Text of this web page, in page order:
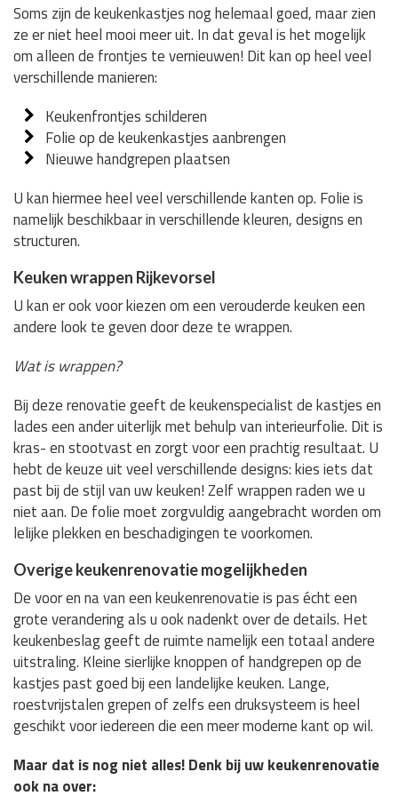
Soms zijn de keukenkastjes nog helemaal goed, maar zien
ze er niet heel mooi meer uit. In dat geval is het mogelijk
om alleen de frontjes te vernieuwen! Dit kan op heel veel
verschillende manieren:
Keukenfrontjes schilderen
Folie op de keukenkastjes aanbrengen
Nieuwe handgrepen plaatsen
U kan hiermee heel veel verschillende kanten op. Folie is
namelijk beschikbaar in verschillende kleuren, designs en
structuren.
Keuken wrappen Rijkevorsel
U kan er ook voor kiezen om een verouderde keuken een
andere look te geven door deze te wrappen.
Wat is wrappen?
Bij deze renovatie geeft de keukenspecialist de kastjes en
lades een ander uiterlijk met behulp van interieurfolie. Dit is
kras- en stootvast en zorgt voor een prachtig resultaat. U
hebt de keuze uit veel verschillende designs: kies iets dat
past bij de stijl van uw keuken! Zelf wrappen raden we u
niet aan. De folie moet zorgvuldig aangebracht worden om
lelijke plekken en beschadigingen te voorkomen.
Overige keukenrenovatie mogelijkheden
De voor en na van een keukenrenovatie is pas écht een
grote verandering als u ook nadenkt over de details. Het
keukenbeslag geeft de ruimte namelijk een totaal andere
uitstraling. Kleine sierlijke knoppen of handgrepen op de
kastjes past goed bij een landelijke keuken. Lange,
roestvrijstalen grepen of zelfs een druksysteem is heel
geschikt voor iedereen die een meer moderne kant op wil.
Maar dat is nog niet alles! Denk bij uw keukenrenovatie
ook na over: